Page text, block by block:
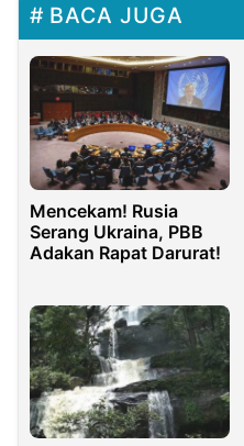
BACA JUGA
Mencekam! Rusia
Serang Ukraina, PBB
Adakan Rapat Darurat!